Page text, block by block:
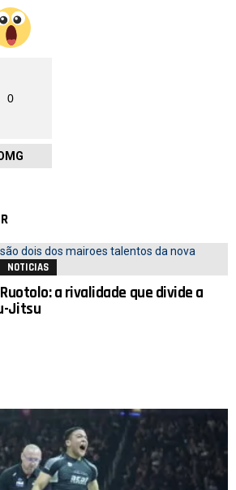
0
NOTICIAS
a rivalidade que divide a
Jitsu